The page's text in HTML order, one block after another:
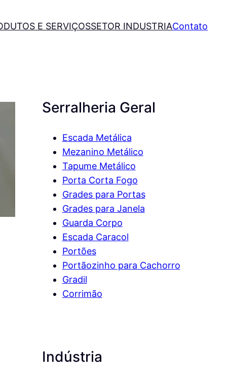
E SERVIÇOSSETOR INDUSTRIAContato
Serralheria Geral
Escada Metálica
Mezanino Metálico
Tapume Metálico
Porta Corta Fogo
Grades para Portas
Grades para Janela
Guarda Corpo
Escada Caracol
Portões
Portãozinho para Cachorro
Gradil
Corrimão
Indústria